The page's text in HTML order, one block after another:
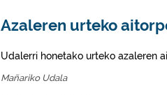
Azaleren urteko
Udalerri honetako urteko azaleren
Mañariko Udala